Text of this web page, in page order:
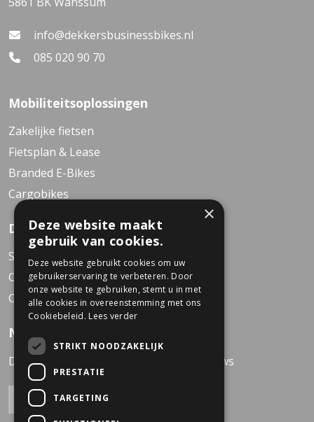
info@dekkersbusinessbikes.nl
085 020 90 70
Mobiliteitsoplossingen
Zakelijke fietsen
Fietsplan & Lease
Branded E-Bikes
Cargobikes
Dekkers Business Bikes
Service Center
Over Dekkers
Contact
Nieuwsbrief
Direct op de hoogte van het laatste nieuws
×
Deze website maakt
gebruik van cookies.
Deze website gebruikt cookies om uw
gebruikerservaring te verbeteren. Door
onze website te gebruiken, stemt u in met
alle cookies in overeenstemming met ons
Cookiebeleid. Lees verder
STRIKT NOODZAKELIJK
PRESTATIE
TARGETING